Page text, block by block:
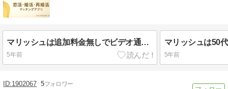
マリッシュは追加料金無しでビデオ通話が利用できるよ！
5年前 5年前
1902067 5